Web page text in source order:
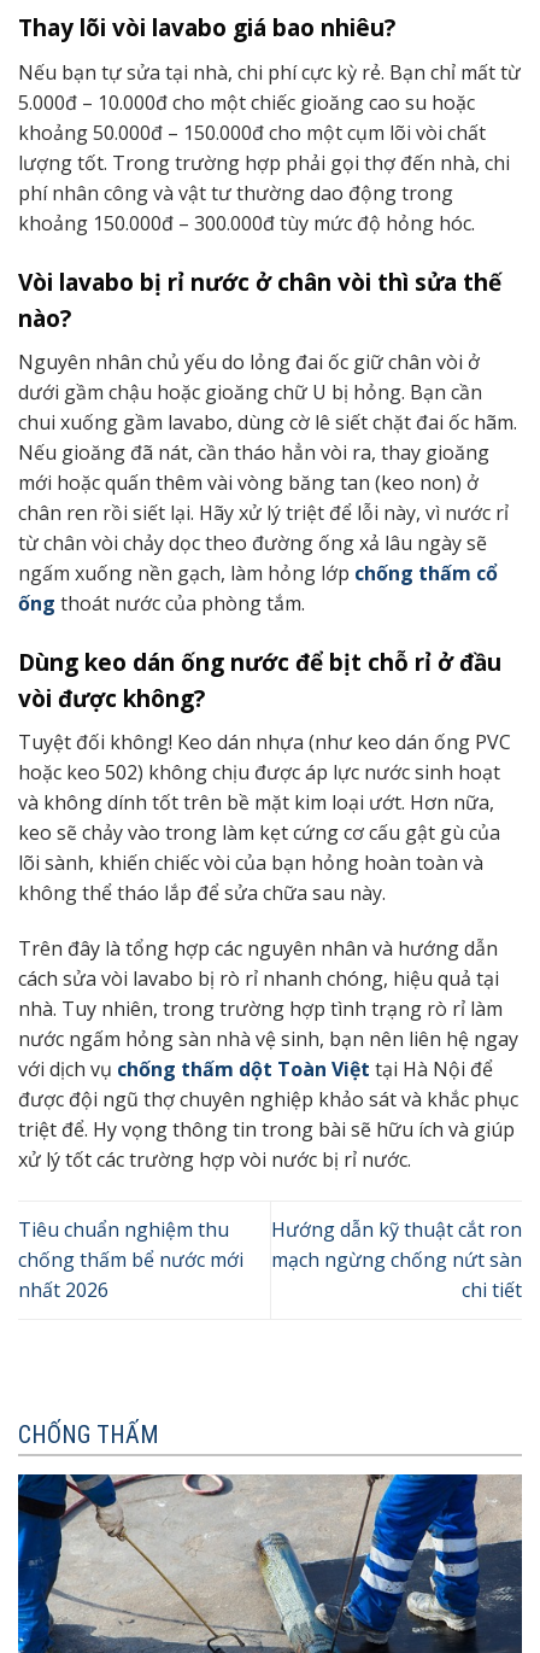
Thay lõi vòi lavabo giá bao nhiêu?
Nếu bạn tự sửa tại nhà, chi phí cực kỳ rẻ. Bạn chỉ mất từ
5.000đ – 10.000đ cho một chiếc gioăng cao su hoặc
khoảng 50.000đ – 150.000đ cho một cụm lõi vòi chất
lượng tốt. Trong trường hợp phải gọi thợ đến nhà, chi
phí nhân công và vật tư thường dao động trong
khoảng 150.000đ – 300.000đ tùy mức độ hỏng hóc.
Vòi lavabo bị rỉ nước ở chân vòi thì sửa thế
nào?
Nguyên nhân chủ yếu do lỏng đai ốc giữ chân vòi ở
dưới gầm chậu hoặc gioăng chữ U bị hỏng. Bạn cần
chui xuống gầm lavabo, dùng cờ lê siết chặt đai ốc hãm.
Nếu gioăng đã nát, cần tháo hẳn vòi ra, thay gioăng
mới hoặc quấn thêm vài vòng băng tan (keo non) ở
chân ren rồi siết lại. Hãy xử lý triệt để lỗi này, vì nước rỉ
từ chân vòi chảy dọc theo đường ống xả lâu ngày sẽ
ngấm xuống nền gạch, làm hỏng lớp chống thấm cổ
ống thoát nước của phòng tắm.
Dùng keo dán ống nước để bịt chỗ rỉ ở đầu
vòi được không?
Tuyệt đối không! Keo dán nhựa (như keo dán ống PVC
hoặc keo 502) không chịu được áp lực nước sinh hoạt
và không dính tốt trên bề mặt kim loại ướt. Hơn nữa,
keo sẽ chảy vào trong làm kẹt cứng cơ cấu gật gù của
lõi sành, khiến chiếc vòi của bạn hỏng hoàn toàn và
không thể tháo lắp để sửa chữa sau này.
Trên đây là tổng hợp các nguyên nhân và hướng dẫn
cách sửa vòi lavabo bị rò rỉ nhanh chóng, hiệu quả tại
nhà. Tuy nhiên, trong trường hợp tình trạng rò rỉ làm
nước ngấm hỏng sàn nhà vệ sinh, bạn nên liên hệ ngay
với dịch vụ chống thấm dột Toàn Việt tại Hà Nội để
được đội ngũ thợ chuyên nghiệp khảo sát và khắc phục
triệt để. Hy vọng thông tin trong bài sẽ hữu ích và giúp
xử lý tốt các trường hợp vòi nước bị rỉ nước.
Tiêu chuẩn nghiệm thu
chống thấm bể nước mới
nhất 2026
Hướng dẫn kỹ thuật cắt ron
mạch ngừng chống nứt sàn
chi tiết
CHỐNG THẤM